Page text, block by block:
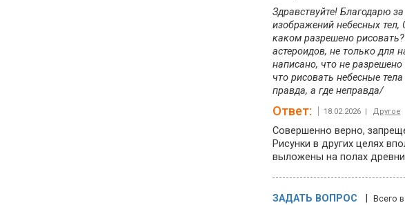
Здравствуйте! Благодарю
изображений небесных
каком разрешено
астероидов, не только для
написано, что не
что рисовать небесные
правда, а где неправда/
Ответ: 18.02.2026 | Другое
Совершенно верно,
Рисунки в других целях
выложены на полах
ЗАДАТЬ ВОПРОС Всего